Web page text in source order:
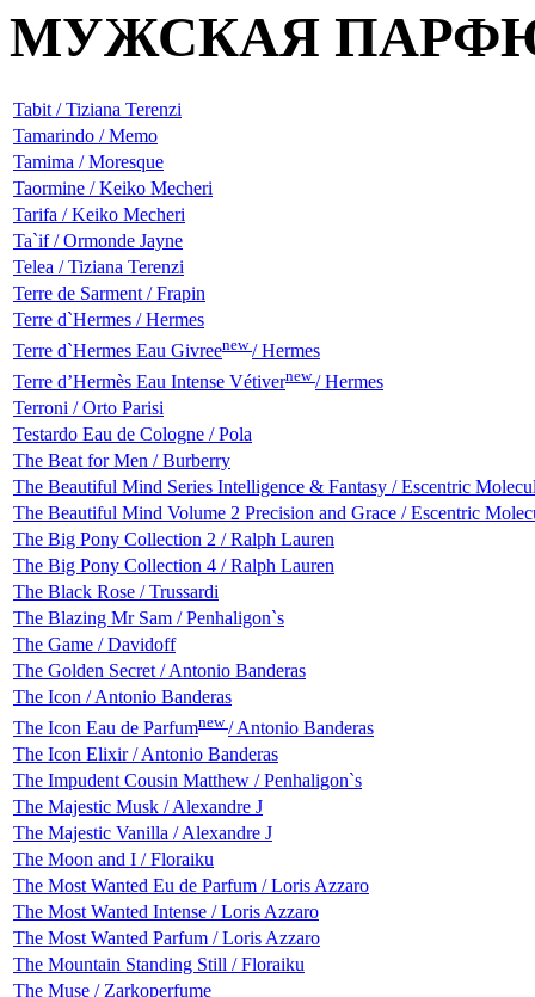
МУЖСКАЯ
Tabit / Tiziana Terenzi
Tamarindo / Memo
Tamima / Moresque
Taormine / Keiko Mecheri
Tarifa / Keiko Mecheri
Ta`if / Ormonde Jayne
Telea / Tiziana Terenzi
Terre de Sarment / Frapin
Terre d`Hermes / Hermes
Terre d`Hermes Eau Givreenew/ Hermes
Terre d’Hermès Eau Intense Vétivernew/ Hermes
Terroni / Orto Parisi
Testardo Eau de Cologne / Pola
The Beat for Men / Burberry
The Beautiful Mind Series Intelligence & Fantasy / Escentric
The Beautiful Mind Volume 2 Precision and Grace / Escentric
The Big Pony Collection 2 / Ralph Lauren
The Big Pony Collection 4 / Ralph Lauren
The Black Rose / Trussardi
The Blazing Mr Sam / Penhaligon`s
The Game / Davidoff
The Golden Secret / Antonio Banderas
The Icon / Antonio Banderas
The Icon Eau de Parfumnew/ Antonio Banderas
The Icon Elixir / Antonio Banderas
The Impudent Cousin Matthew / Penhaligon`s
The Majestic Musk / Alexandre J
The Majestic Vanilla / Alexandre J
The Moon and I / Floraiku
The Most Wanted Eu de Parfum / Loris Azzaro
The Most Wanted Intense / Loris Azzaro
The Most Wanted Parfum / Loris Azzaro
The Mountain Standing Still / Floraiku
The Muse / Zarkoperfume